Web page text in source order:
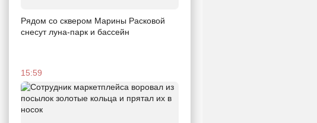
Рядом со сквером Марины Расковой
снесут луна-парк и бассейн
15:59